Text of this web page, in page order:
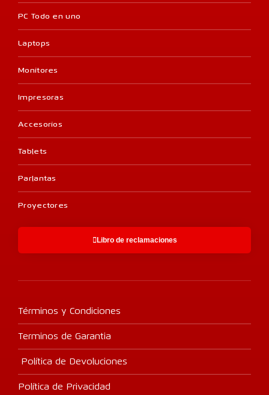
PC Todo en uno
Laptops
Monitores
Impresoras
Accesorios
Tablets
Parlantas
Proyectores
Libro de reclamaciones
Términos y Condiciones
Terminos de Garantia
Política de Devoluciones
Política de Privacidad